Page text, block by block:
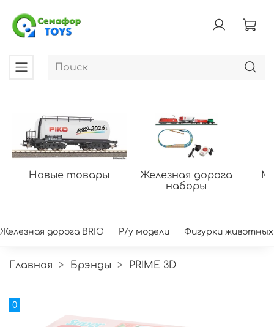
Новые товары
Железная дорога
наборы
Железная дорога BRIO Р/у модели Фигурки животных
Главная Брэнды PRIME 3D
0